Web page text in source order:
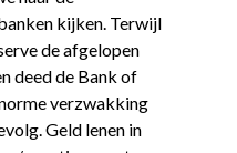
kijken. Terwijl
de afgelopen
deed de Bank of
verzwakking
Geld lenen in